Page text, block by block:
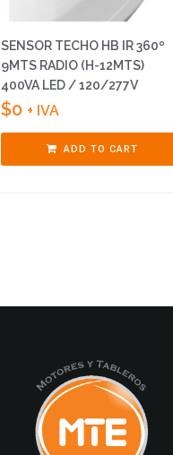
SENSOR TECHO HB IR 360º
9MTS RADIO (H-12MTS)
400VA LED / 120/277V
$0 + IVA
ADD TO CART